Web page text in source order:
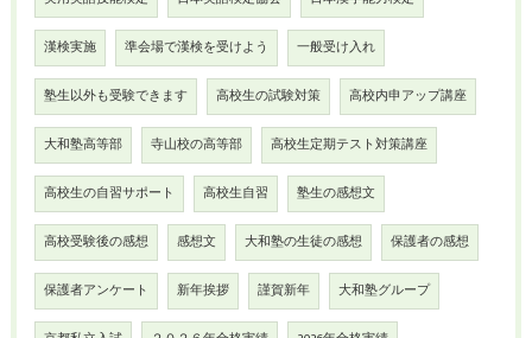
漢検実施 準会場で漢検を受けよう 一般受け入れ
塾生以外も受験できます 高校生の試験対策 高校内申アップ講座
大和塾高等部 寺山校の高等部 高校生定期テスト対策講座
高校生の自習サポート 高校生自習 塾生の感想文
高校受験後の感想 感想文 大和塾の生徒の感想 保護者の感想
保護者アンケート 新年挨拶 謹賀新年 大和塾グループ